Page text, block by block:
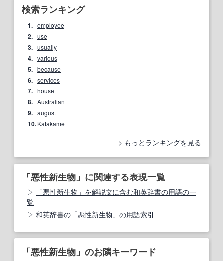
検索ランキング
1. employee
2. use
3. usually
4. various
5. because
6. services
7. house
8. Australian
9. august
10.Katakame
もっとランキングを見る
「悪性新生物」に関連する表現一覧
「悪性新生物」を解説文に含む和英辞書の用語の一
覧
和英辞書の「悪性新生物」の用語索引
「悪性新生物」のお隣キーワード